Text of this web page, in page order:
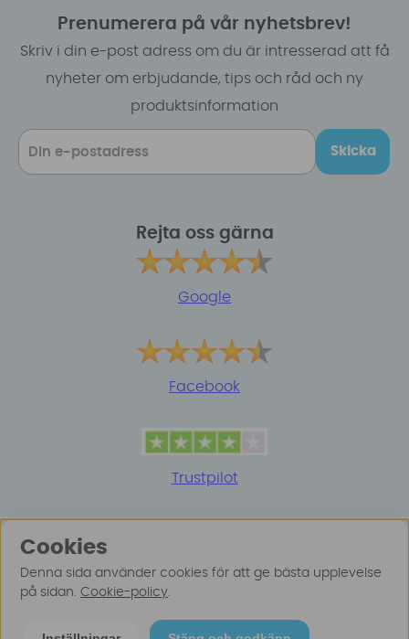
Prenumerera på vår nyhetsbrev!
Skriv i din e-post adress om du är intresserad att få
nyheter om erbjudande, tips och råd och ny
produktsinformation
Skicka
Rejta oss gärna
Google
Facebook
Trustpilot
Cookies
Denna sida använder cookies för att ge bästa upplevelse
på sidan. Cookie-policy.